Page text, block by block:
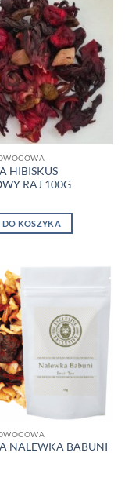
HIBISKUS
RAJ 100G
DO KOSZYKA
NALEWKA BABUNI